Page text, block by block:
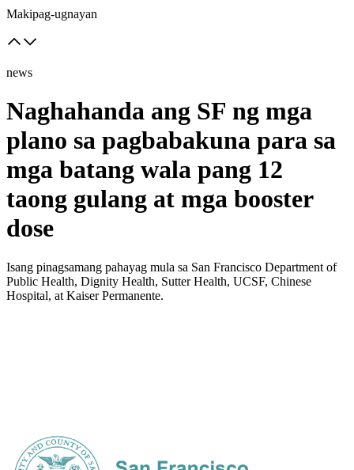
Makipag-ugnayan
news
Naghahanda ang SF ng mga
plano sa pagbabakuna para sa
mga batang wala pang 12
taong gulang at mga booster
dose
Isang pinagsamang pahayag mula sa San Francisco Department of
Public Health, Dignity Health, Sutter Health, UCSF, Chinese
Hospital, at Kaiser Permanente.